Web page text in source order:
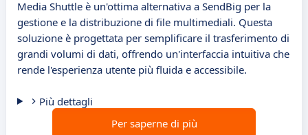
Media Shuttle è un'ottima alternativa a SendBig per la
gestione e la distribuzione di file multimediali. Questa
soluzione è progettata per semplificare il trasferimento di
grandi volumi di dati, offrendo un'interfaccia intuitiva che
rende l'esperienza utente più fluida e accessibile.
Più dettagli
Per saperne di più